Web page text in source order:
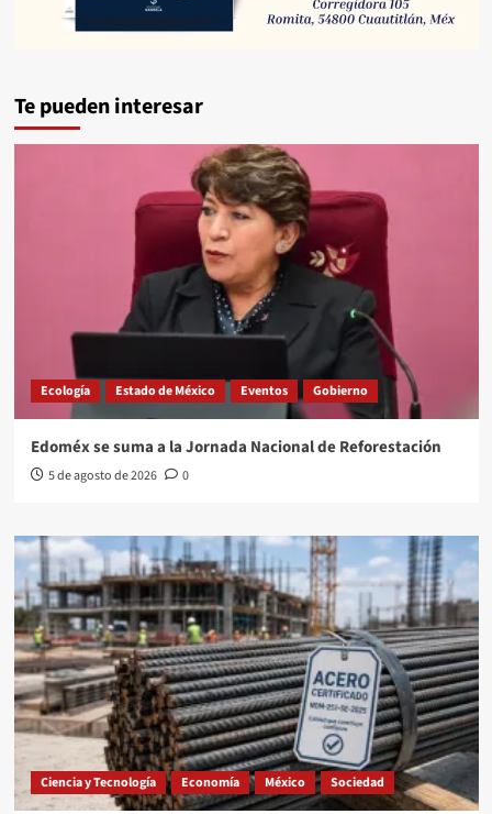
Te pueden interesar
Ecología Estado de México Eventos Gobierno
Edoméx se suma a la Jornada Nacional de Reforestación
5 de agosto de 2026 0
Ciencia y Tecnología Economía México Sociedad